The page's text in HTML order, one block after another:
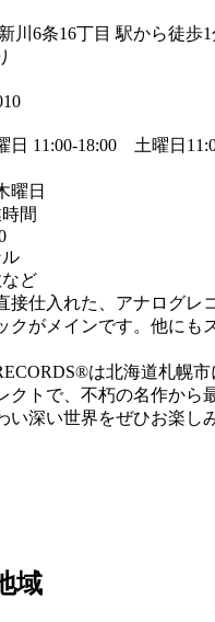
川6条16丁目 駅から徒歩1
日 11:00-18:00 土曜日
曜日
間
ど
接仕入れた、アナログレ
クがメインです。他にも
は北海道札幌
クトで、不朽の名作から
い深い世界をぜひお楽し
域